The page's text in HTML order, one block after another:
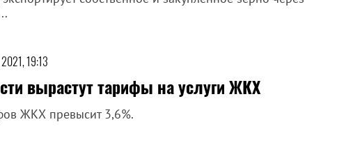
19:13
вырастут тарифы на услуги ЖКХ
ЖКХ превысит 3,6%.